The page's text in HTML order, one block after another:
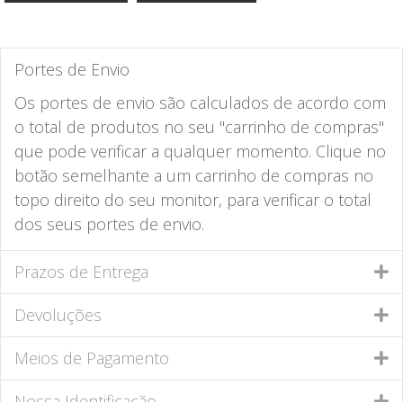
Portes de Envio
Os portes de envio são calculados de acordo com
o total de produtos no seu "carrinho de compras"
que pode verificar a qualquer momento. Clique no
botão semelhante a um carrinho de compras no
topo direito do seu monitor, para verificar o total
dos seus portes de envio.
Prazos de Entrega
Devoluções
Meios de Pagamento